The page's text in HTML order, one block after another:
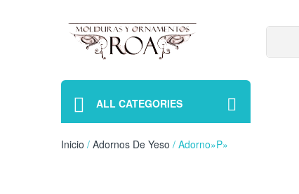
ALL CATEGORIES
Inicio / Adornos De Yeso / Adorno»P»